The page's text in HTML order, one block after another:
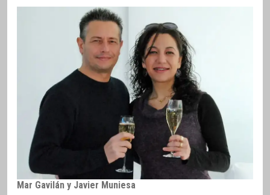
Mar Gavilán y Javier Muniesa